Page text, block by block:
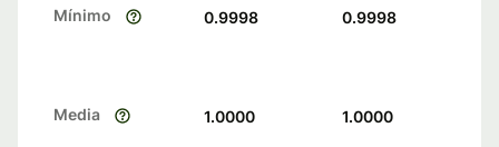
Mínimo 0.9998 0.9998
Media 1.0000 1.0000